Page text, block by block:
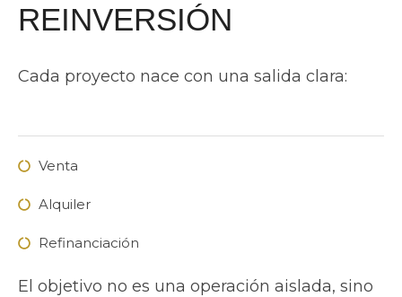
REINVERSIÓN
Cada proyecto nace con una salida clara:
Venta
Alquiler
Refinanciación
El objetivo no es una operación aislada, sino